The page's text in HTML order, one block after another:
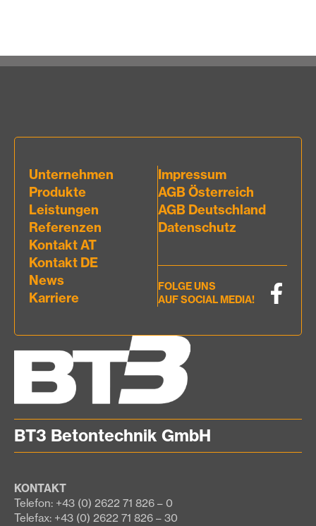
BT3 Betontechnik GmbH
KONTAKT
Telefon: +43 (0) 2622 71 826 – 0
Telefax: +43 (0) 2622 71 826 – 30
Unternehmen
Produkte
Leistungen
Referenzen
Kontakt AT
Kontakt DE
News
Karriere
Impressum
AGB Österreich
AGB Deutschland
Datenschutz
FOLGE UNS
AUF SOCIAL MEDIA!